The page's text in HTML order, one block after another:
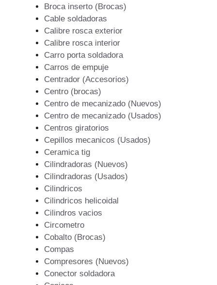
Broca inserto (Brocas)
Cable soldadoras
Calibre rosca exterior
Calibre rosca interior
Carro porta soldadora
Carros de empuje
Centrador (Accesorios)
Centro (brocas)
Centro de mecanizado (Nuevos)
Centro de mecanizado (Usados)
Centros giratorios
Cepillos mecanicos (Usados)
Ceramica tig
Cilindradoras (Nuevos)
Cilindradoras (Usados)
Cilindricos
Cilindricos helicoidal
Cilindros vacios
Circometro
Cobalto (Brocas)
Compas
Compresores (Nuevos)
Conector soldadora